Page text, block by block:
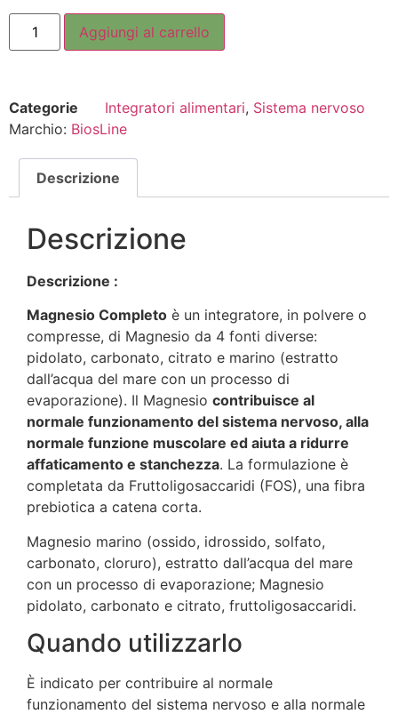
Aggiungi al carrello
Categorie Integratori alimentari, Sistema nervoso
Marchio: BiosLine
Descrizione
Descrizione
Descrizione :
Magnesio Completo è un integratore, in polvere o
compresse, di Magnesio da 4 fonti diverse:
pidolato, carbonato, citrato e marino (estratto
dall’acqua del mare con un processo di
evaporazione). Il Magnesio contribuisce al
normale funzionamento del sistema nervoso, alla
normale funzione muscolare ed aiuta a ridurre
affaticamento e stanchezza. La formulazione è
completata da Fruttoligosaccaridi (FOS), una fibra
prebiotica a catena corta.
Magnesio marino (ossido, idrossido, solfato,
carbonato, cloruro), estratto dall’acqua del mare
con un processo di evaporazione; Magnesio
pidolato, carbonato e citrato, fruttoligosaccaridi.
Quando utilizzarlo
È indicato per contribuire al normale
funzionamento del sistema nervoso e alla normale